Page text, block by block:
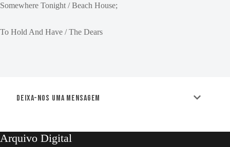
Somewhere Tonight / Beach House;
To Hold And Have / The Dears
Deixa-nos uma mensagem
Arquivo Digital